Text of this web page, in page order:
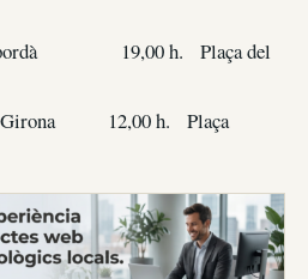
19,00 h. Plaça del
Girona 12,00 h. Plaça